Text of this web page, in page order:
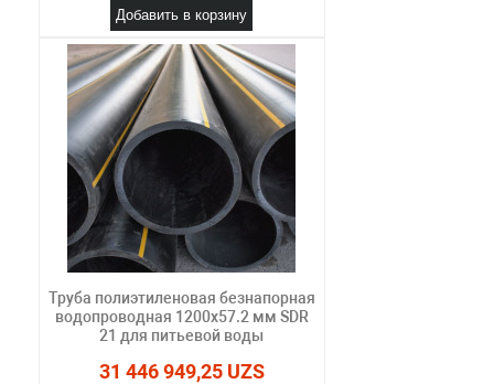
Добавить в корзину
Труба полиэтиленовая безнапорная
водопроводная 1200х57.2 мм SDR
21 для питьевой воды
31 446 949,25 UZS